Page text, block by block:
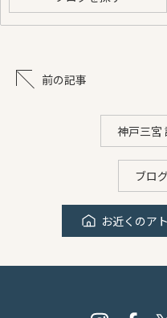
前の記事
神戸三宮
ブロ
お近くのア